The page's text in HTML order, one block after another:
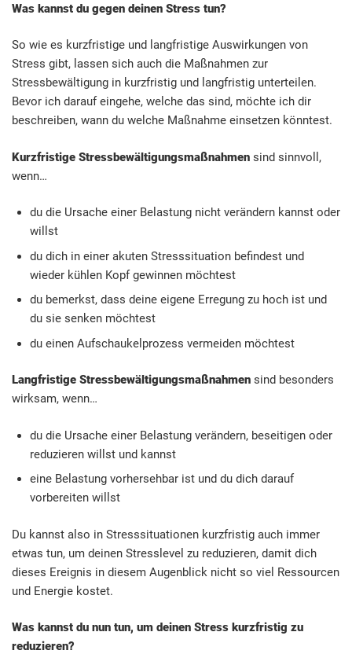
Was kannst du gegen deinen Stress tun?
So wie es kurzfristige und langfristige Auswirkungen von
Stress gibt, lassen sich auch die Maßnahmen zur
Stressbewältigung in kurzfristig und langfristig unterteilen.
Bevor ich darauf eingehe, welche das sind, möchte ich dir
beschreiben, wann du welche Maßnahme einsetzen könntest.
Kurzfristige Stressbewältigungsmaßnahmen sind sinnvoll,
wenn…
du die Ursache einer Belastung nicht verändern kannst oder
willst
du dich in einer akuten Stresssituation befindest und
wieder kühlen Kopf gewinnen möchtest
du bemerkst, dass deine eigene Erregung zu hoch ist und
du sie senken möchtest
du einen Aufschaukelprozess vermeiden möchtest
Langfristige Stressbewältigungsmaßnahmen sind besonders
wirksam, wenn…
du die Ursache einer Belastung verändern, beseitigen oder
reduzieren willst und kannst
eine Belastung vorhersehbar ist und du dich darauf
vorbereiten willst
Du kannst also in Stresssituationen kurzfristig auch immer
etwas tun, um deinen Stresslevel zu reduzieren, damit dich
dieses Ereignis in diesem Augenblick nicht so viel Ressourcen
und Energie kostet.
Was kannst du nun tun, um deinen Stress kurzfristig zu
reduzieren?